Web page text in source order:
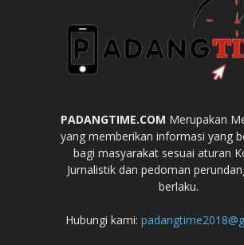
PADANGTIME.COM Merupakan
yang memberikan informasi yang
bagi masyarakat sesuai aturan
Jurnalistik dan pedoman
berlaku.
Hubungi kami: